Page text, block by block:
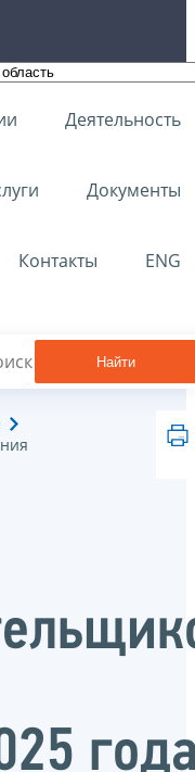
Деятельность
Документы
Контакты ENG
Найти